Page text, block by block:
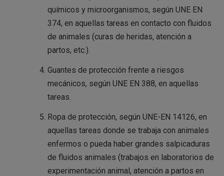
químicos y microorganismos, según UNE EN
374, en aquellas tareas en contacto con fluidos
de animales (curas de heridas, atención a
partos, etc.).
Guantes de protección frente a riesgos
mecánicos, según UNE EN 388, en aquellas
tareas.
Ropa de protección, según UNE-EN 14126, en
aquellas tareas donde se trabaja con animales
enfermos o pueda haber grandes salpicaduras
de fluidos animales (trabajos en laboratorios de
experimentación animal, atención a partos en